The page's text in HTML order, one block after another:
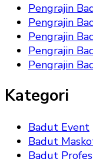
Pengrajin
Pengrajin
Pengrajin
Pengrajin
Pengrajin
Kategori
Badut Event
Badut
Badut